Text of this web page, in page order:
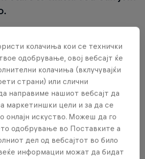
After an incredibly successful
we're proud to announce that
coming back for its sixth
bigger and better than ever.
anniversary of the Age of
partnered with Microsoft to
tournament to date. Three titles
in, countless opportunities to
колачиња кои се технички
одобрување, овој вебсајт ќе
колачиња (вклучувајќи
страни) или слични
направиме нашиот вебсајт да
маркетиншки цели и за да се
онлајн искуство. Можеш да го
одобрување во Поставките а
дел од вебсајтот во било
информации можат да бидат